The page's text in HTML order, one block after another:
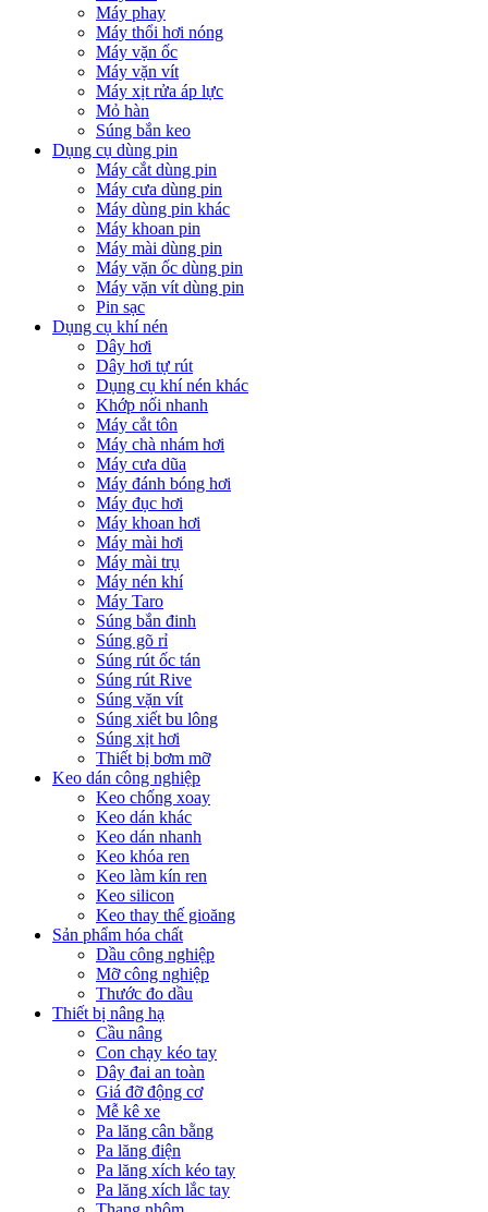
Máy phay
Máy thổi hơi nóng
Máy vặn ốc
Máy vặn vít
Máy xịt rửa áp lực
Mỏ hàn
Súng bắn keo
Dụng cụ dùng pin
Máy cắt dùng pin
Máy cưa dùng pin
Máy dùng pin khác
Máy khoan pin
Máy mài dùng pin
Máy vặn ốc dùng pin
Máy vặn vít dùng pin
Pin sạc
Dụng cụ khí nén
Dây hơi
Dây hơi tự rút
Dụng cụ khí nén khác
Khớp nối nhanh
Máy cắt tôn
Máy chà nhám hơi
Máy cưa dũa
Máy đánh bóng hơi
Máy đục hơi
Máy khoan hơi
Máy mài hơi
Máy mài trụ
Máy nén khí
Máy Taro
Súng bắn đinh
Súng gõ rỉ
Súng rút ốc tán
Súng rút Rive
Súng vặn vít
Súng xiết bu lông
Súng xịt hơi
Thiết bị bơm mỡ
Keo dán công nghiệp
Keo chống xoay
Keo dán khác
Keo dán nhanh
Keo khóa ren
Keo làm kín ren
Keo silicon
Keo thay thế gioăng
Sản phẩm hóa chất
Dầu công nghiệp
Mỡ công nghiệp
Thước đo dầu
Thiết bị nâng hạ
Cầu nâng
Con chạy kéo tay
Dây đai an toàn
Giá đỡ động cơ
Mễ kê xe
Pa lăng cân bằng
Pa lăng điện
Pa lăng xích kéo tay
Pa lăng xích lắc tay